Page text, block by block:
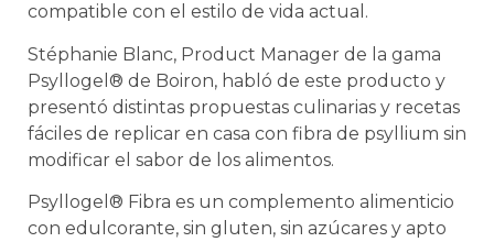
compatible con el estilo de vida actual.
Stéphanie Blanc, Product Manager de la gama
Psyllogel® de Boiron, habló de este producto y
presentó distintas propuestas culinarias y recetas
fáciles de replicar en casa con fibra de psyllium sin
modificar el sabor de los alimentos.
Psyllogel® Fibra es un complemento alimenticio
con edulcorante, sin gluten, sin azúcares y apto